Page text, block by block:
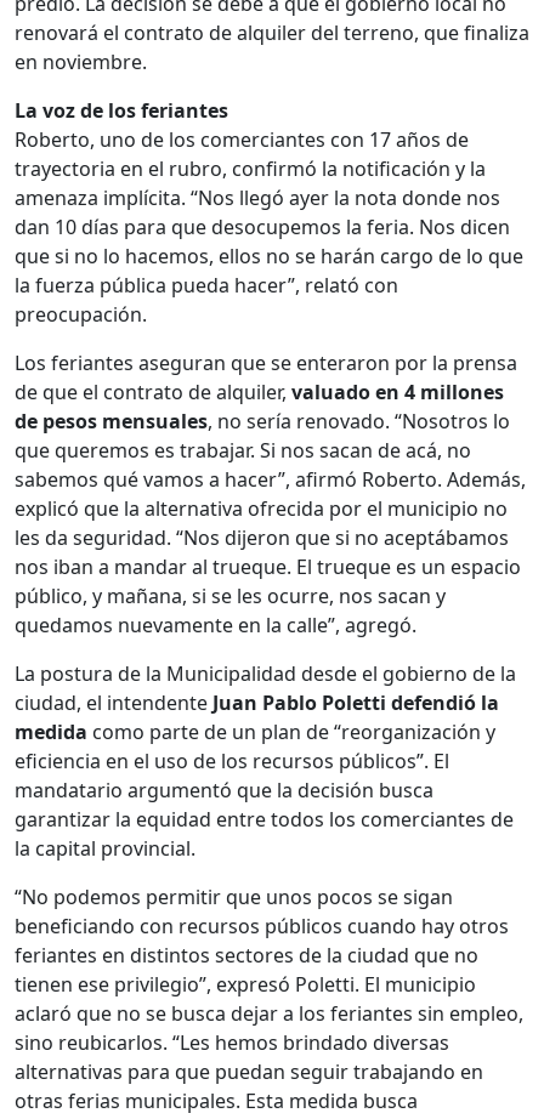
renovará el contrato de alquiler del terreno, que finaliza
en noviembre.
La voz de los feriantes
Roberto, uno de los comerciantes con 17 años de
trayectoria en el rubro, confirmó la notificación y la
amenaza implícita. “Nos llegó ayer la nota donde nos
dan 10 días para que desocupemos la feria. Nos dicen
que si no lo hacemos, ellos no se harán cargo de lo que
la fuerza pública pueda hacer”, relató con
preocupación.
Los feriantes aseguran que se enteraron por la prensa
de que el contrato de alquiler, valuado en 4 millones
de pesos mensuales, no sería renovado. “Nosotros lo
que queremos es trabajar. Si nos sacan de acá, no
sabemos qué vamos a hacer”, afirmó Roberto. Además,
explicó que la alternativa ofrecida por el municipio no
les da seguridad. “Nos dijeron que si no aceptábamos
nos iban a mandar al trueque. El trueque es un espacio
público, y mañana, si se les ocurre, nos sacan y
quedamos nuevamente en la calle”, agregó.
La postura de la Municipalidad desde el gobierno de la
ciudad, el intendente Juan Pablo Poletti defendió la
medida como parte de un plan de “reorganización y
eficiencia en el uso de los recursos públicos”. El
mandatario argumentó que la decisión busca
garantizar la equidad entre todos los comerciantes de
la capital provincial.
“No podemos permitir que unos pocos se sigan
beneficiando con recursos públicos cuando hay otros
feriantes en distintos sectores de la ciudad que no
tienen ese privilegio”, expresó Poletti. El municipio
aclaró que no se busca dejar a los feriantes sin empleo,
sino reubicarlos. “Les hemos brindado diversas
alternativas para que puedan seguir trabajando en
otras ferias municipales. Esta medida busca